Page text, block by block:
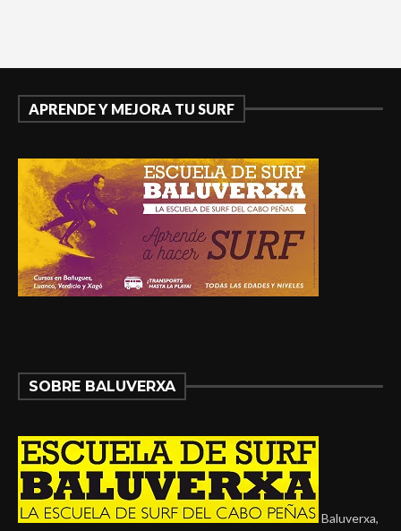
APRENDE Y MEJORA TU SURF
SOBRE BALUVERXA
Baluverxa,